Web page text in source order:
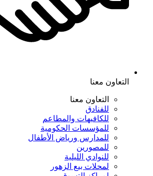
التعاون معنا
التعاون معنا
للفنادق
للكافيهات والمطاعم
للمؤسسات الحكومية
للمدارس ورياض الأطفال
للمصورين
للنوادي الليلية
لمحلات بيع الزهور